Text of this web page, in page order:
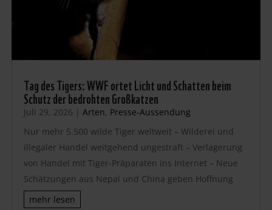
Tag des Tigers: WWF ortet Licht und Schatten beim
Schutz der bedrohten Großkatzen
Juli 29, 2026 | Arten, Presse-Aussendung
Nur mehr 5.500 wilde Tiger weltweit – Wilderei und
illegaler Handel weitgehend ungestraft – Verlagerung
von Handel mit Tiger-Präparaten ins Internet – Neue
Schätzungen aus Nepal und China geben Hoffnung
mehr lesen